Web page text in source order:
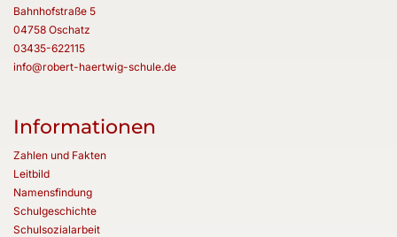
Bahnhofstraße 5
04758 Oschatz
03435-622115
info@robert-haertwig-schule.de
Informationen
Zahlen und Fakten
Leitbild
Namensfindung
Schulgeschichte
Schulsozialarbeit